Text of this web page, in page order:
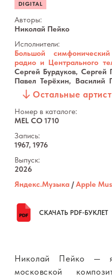
DIGITAL
Авторы:
Николай Пейко
Исполнители:
Большой
радио и Центрального
Сергей Бурдуков, Сергей
Павел Терёхин, Василий
Наталия Коридалина,
ТретьяковОстальные
Номер в каталоге:
MEL CO 1710
Запись:
1967, 1976
Выпуск:
2026
Яндекс.Музыка /Apple
СКАЧАТЬ PDF-БУКЛЕТ
Николай Пейко —
московской